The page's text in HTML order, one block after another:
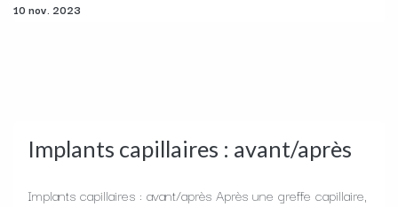
10 nov. 2023
Implants capillaires : avant/après
Implants capillaires : avant/après Après une greffe capillaire,